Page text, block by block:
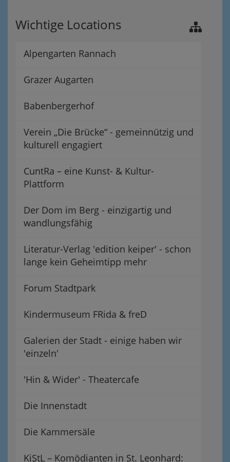
Wichtige Locations
Alpengarten Rannach
Grazer Augarten
Babenbergerhof
Verein „Die Brücke“ - gemeinnützig und
kulturell engagiert
CuntRa – eine Kunst- & Kultur-
Plattform
Der Dom im Berg - einzigartig und
wandlungsfähig
Literatur-Verlag 'edition keiper' - schon
lange kein Geheimtipp mehr
Forum Stadtpark
Kindermuseum FRida & freD
Galerien der Stadt - einige haben wir
'einzeln'
'Hin & Wider' - Theatercafe
Die Innenstadt
Die Kammersäle
KiStL – Komödianten in St. Leonhard: